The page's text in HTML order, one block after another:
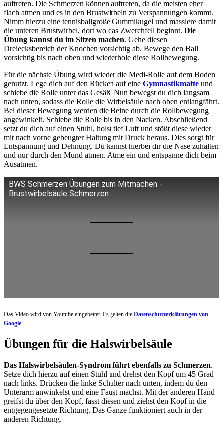
auftreten. Die Schmerzen können auftreten, da die meisten eher
flach atmen und es in den Brustwirbeln zu Verspannungen kommt.
Nimm hierzu eine tennisballgroße Gummikugel und massiere damit
die unteren Brustwirbel, dort wo das Zwerchfell beginnt. Die
Übung kannst du im Sitzen machen. Gehe diesen
Dreiecksbereich der Knochen vorsichtig ab. Bewege den Ball
vorsichtig bis nach oben und wiederhole diese Rollbewegung.
Für die nächste Übung wird wieder die Medi-Rolle auf dem Boden
genutzt. Lege dich auf den Rücken auf eine Gymnastikmatte und
schiebe die Rolle unter das Gesäß. Nun bewegst du dich langsam
nach unten, sodass die Rolle die Wirbelsäule nach oben entlangfährt.
Bei dieser Bewegung werden die Beine durch die Rollbewegung
angewinkelt. Schiebe die Rolle bis in den Nacken. Abschließend
setzt du dich auf einen Stuhl, holst tief Luft und stößt diese wieder
mit nach vorne gebeugter Haltung mit Druck heraus. Dies sorgt für
Entspannung und Dehnung. Du kannst hierbei dir die Nase zuhalten
und nur durch den Mund atmen. Atme ein und entspanne dich beim
Ausatmen.
BWS Schmerzen Übungen zum Mitmachen -
Brustwirbelsäule Schmerzen
Das Video wird von Youtube eingebettet. Es gelten die Datenschutzerklärungen von
Google.
Übungen für die Halswirbelsäule
Das Halswirbelsäulen-Syndrom führt ebenfalls zu Schmerzen.
Setze dich hierzu auf einen Stuhl und drehst den Kopf um 45 Grad
nach links. Drücken die linke Schulter nach unten, indem du den
Unterarm anwinkelst und eine Faust machst. Mit der anderen Hand
greifst du über den Kopf, fasst diesen und ziehst den Kopf in die
entgegengesetzte Richtung. Das Ganze funktioniert auch in der
anderen Richtung.